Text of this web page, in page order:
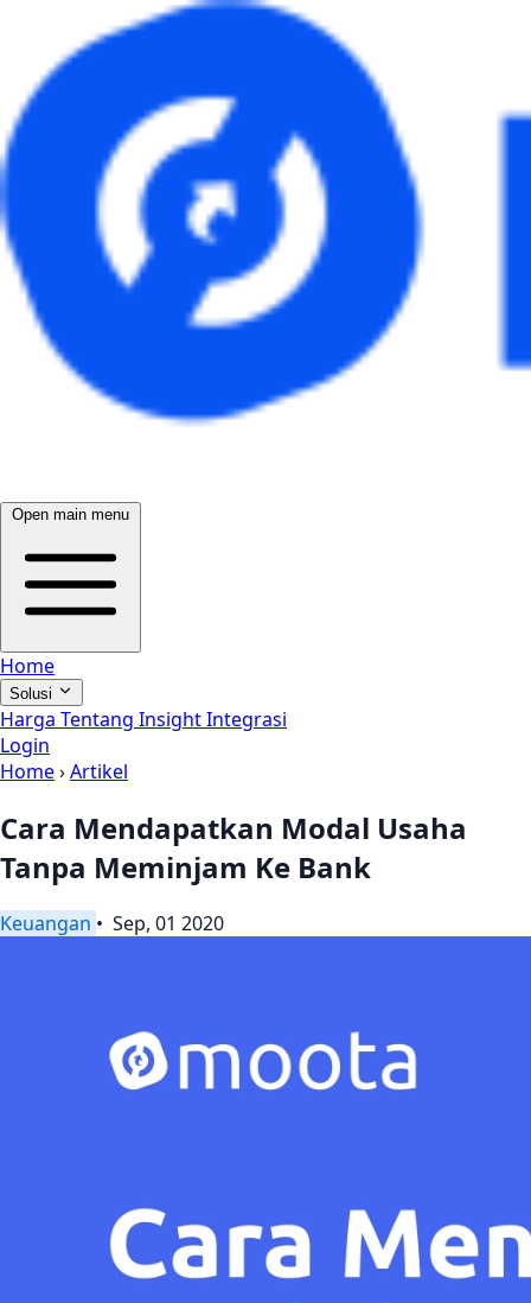
Open main menu
Home
Solusi
Harga Tentang InsightIntegrasi
Login
Home›Artikel
Cara Mendapatkan Modal Usaha
Tanpa Meminjam Ke Bank
Keuangan • Sep, 01 2020